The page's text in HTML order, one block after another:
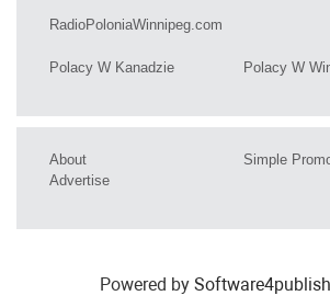
RadioPoloniaWinnipeg.com
Polacy W Kanadzie Polacy W
About
Advertise
Simple
Powered by